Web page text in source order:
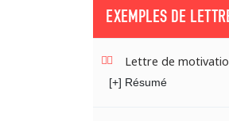
EXEMPLES DE
Lettre de
[+] Résumé